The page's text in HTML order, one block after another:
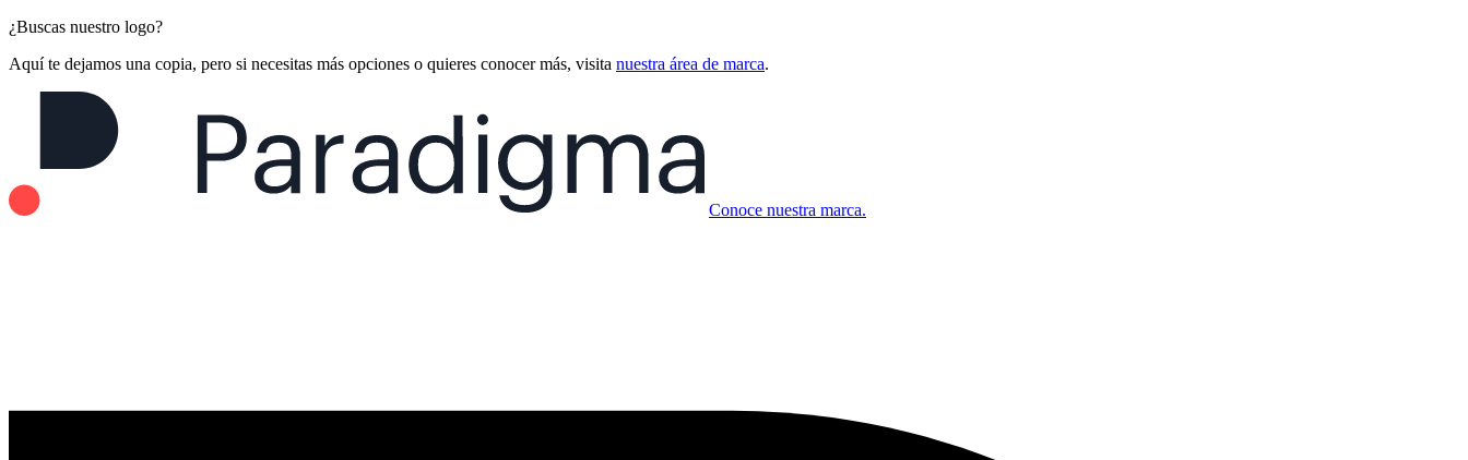
¿Buscas nuestro logo?
Aquí te dejamos una copia, pero si necesitas más opciones o quieres conocer más, visita nuestra área de marca.
Conoce nuestra marca.